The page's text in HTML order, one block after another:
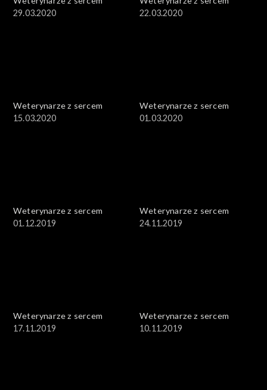
29.03.2020
22.03.2020
Weterynarze z sercem
15.03.2020
Weterynarze z sercem
01.03.2020
Weterynarze z sercem
01.12.2019
Weterynarze z sercem
24.11.2019
Weterynarze z sercem
17.11.2019
Weterynarze z sercem
10.11.2019